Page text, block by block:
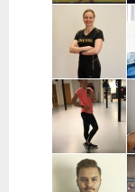
Jutta Selin |
Pirkanmaa
Noora Karme |
Espoo ja
Helsinki
Laura Raisio |
Kärkölä,